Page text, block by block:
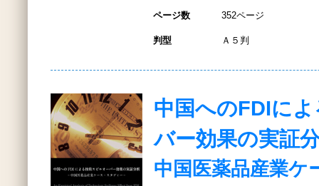
ページ数 352ページ
判型 Ａ５判
中国へのFDIに
バー効果の実証
中国医薬品産業ケ